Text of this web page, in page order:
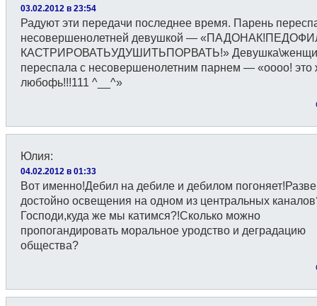
03.02.2012 в 23:54
Радуют эти передачи последнее время. Парень
несовершенолетней девушкой —
КАСТРИРОВАТЬУДУШИТЬПОРВАТЬ!»
переспала с несовершенолетним парнем — «оооо! это
любофь!!!111 ^__^»
Юлия:
04.02.2012 в 01:33
Вот именно!Дебил на дебиле и дебилом погоняет!Разве
достойно освещения на одном из центральных
Господи,куда же мы катимся?!Сколько можно
пропогандировать моральное уродство и деградацию
общества?